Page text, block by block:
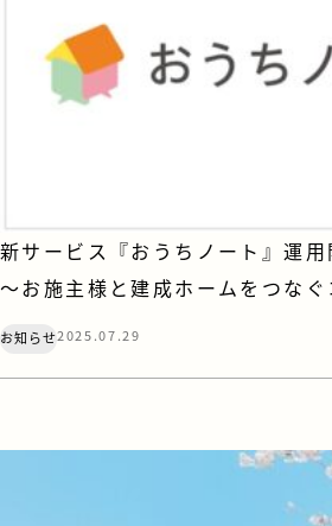
新サービス『おうちノート』運
～お施主様と建成ホームをつな
ションアプリ～
お知らせ2025.07.29